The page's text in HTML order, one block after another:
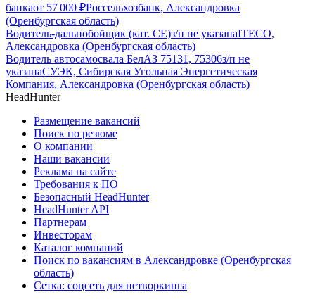
банкаот 57 000 ₽Россельхозбанк, Александровка
(Оренбургская область)
Водитель-дальнобойщик (кат. CE)з/п не указанаITECO,
Александровка (Оренбургская область)
Водитель автосамосвала БелАЗ 75131, 75306з/п не
указанаСУЭК, Сибирская Угольная Энергетическая
Компания, Александровка (Оренбургская область)
HeadHunter
Размещение вакансий
Поиск по резюме
О компании
Наши вакансии
Реклама на сайте
Требования к ПО
Безопасный HeadHunter
HeadHunter API
Партнерам
Инвесторам
Каталог компаний
Поиск по вакансиям в Александровке (Оренбургская
область)
Сетка: соцсеть для нетворкинга